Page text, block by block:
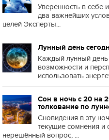
Уверенность в себе
два важнейших
целей Эксперты...
Лунный день
Каждый лунный
возможности и
использовать
Сон в ночь с 20 на
толкование по
Сновидения в эту
текущие сомнения и
нерешённый вопрос, ...